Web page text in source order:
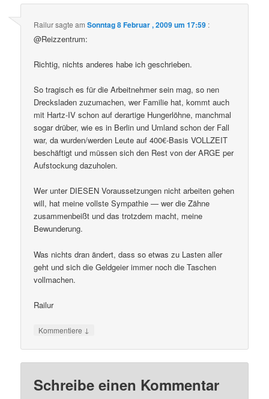
Railursagte amSonntag 8 Februar , 2009 um 17:59 :
@Reizzentrum:
Richtig, nichts anderes habe ich geschrieben.
So tragisch es für die Arbeitnehmer sein mag, so nen
Drecksladen zuzumachen, wer Familie hat, kommt auch
mit Hartz-IV schon auf derartige Hungerlöhne, manchmal
sogar drüber, wie es in Berlin und Umland schon der Fall
war, da wurden/werden Leute auf 400€-Basis VOLLZEIT
beschäftigt und müssen sich den Rest von der ARGE per
Aufstockung dazuholen.
Wer unter DIESEN Voraussetzungen nicht arbeiten gehen
will, hat meine vollste Sympathie — wer die Zähne
zusammenbeißt und das trotzdem macht, meine
Bewunderung.
Was nichts dran ändert, dass so etwas zu Lasten aller
geht und sich die Geldgeier immer noch die Taschen
vollmachen.
Railur
Kommentiere ↓
Schreibe einen Kommentar